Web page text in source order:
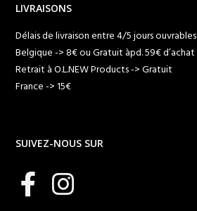
LIVRAISONS
Délais de livraison entre 4/5 jours ouvrables
Belgique -> 8€ ou Gratuit àpd. 59€ d’achat
Retrait à O.L.NEW Products -> Gratuit
France -> 15€
SUIVEZ-NOUS SUR